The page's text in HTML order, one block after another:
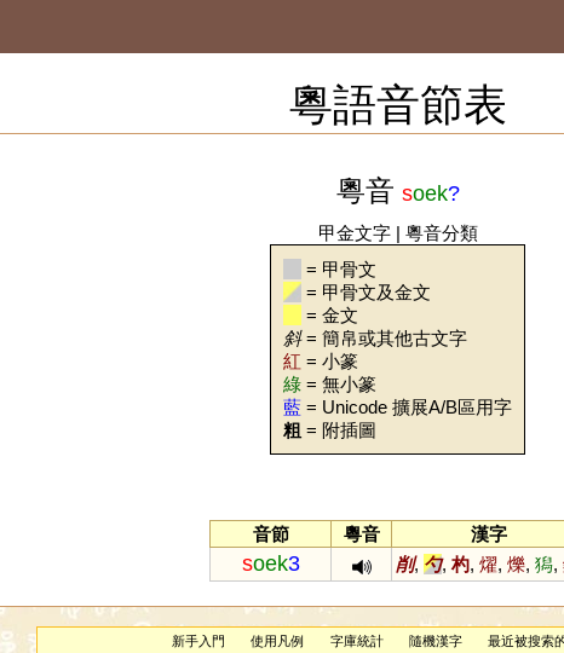
粵語音節表
粵音 soek?
甲金文字| 粵音分類
= 甲骨文
= 甲骨文及金文
= 金文
斜= 簡帛或其他古文字
紅 = 小篆
綠 = 無小篆
藍 = Unicode 擴展A/B區用字
粗 = 附插圖
音節 粵音 漢字
soek3 削, 勺,杓, 燿, 爍, 獡,
新手入門 使用凡例 字庫統計 隨機漢字
最近被搜索